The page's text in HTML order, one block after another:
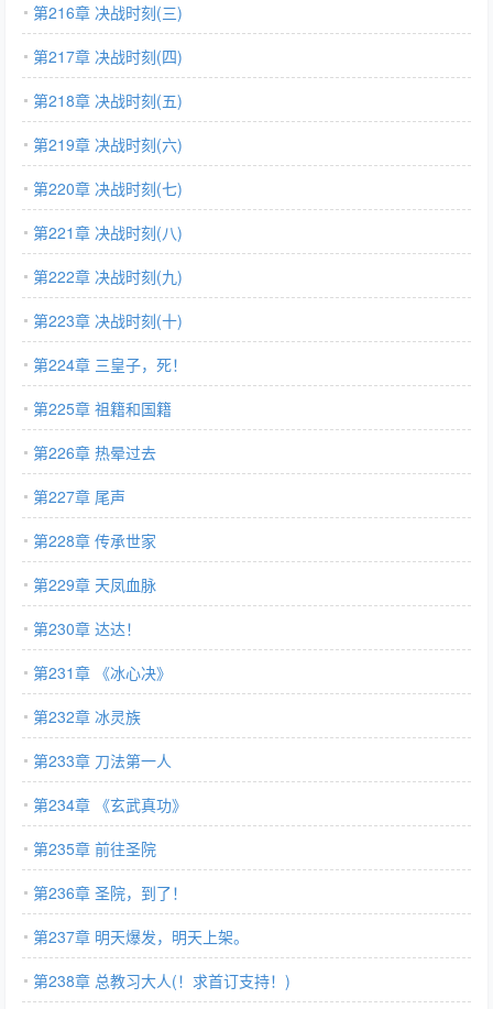
第216章 决战时刻(三)
第217章 决战时刻(四)
第218章 决战时刻(五)
第219章 决战时刻(六)
第220章 决战时刻(七)
第221章 决战时刻(八)
第222章 决战时刻(九)
第223章 决战时刻(十)
第224章 三皇子，死！
第225章 祖籍和国籍
第226章 热晕过去
第227章 尾声
第228章 传承世家
第229章 天凤血脉
第230章 达达！
第231章 《冰心决》
第232章 冰灵族
第233章 刀法第一人
第234章 《玄武真功》
第235章 前往圣院
第236章 圣院，到了！
第237章 明天爆发，明天上架。
第238章 总教习大人(！求首订支持！)